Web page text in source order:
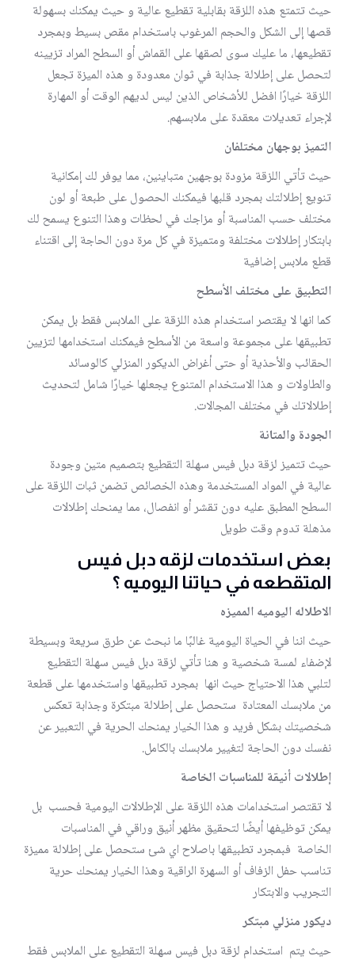
حيث تتمتع هذه اللزقة بقابلية تقطيع عالية و حيث يمكنك بسهولة
قصها إلى الشكل والحجم المرغوب باستخدام مقص بسيط وبمجرد
تقطيعها، ما عليك سوى لصقها على القماش أو السطح المراد تزيينه
لتحصل على إطلالة جذابة في ثوان معدودة و هذه الميزة تجعل
اللزقة خيارًا افضل للأشخاص الذين ليس لديهم الوقت أو المهارة
لإجراء تعديلات معقدة على ملابسهم.
التميز بوجهان مختلفان
حيث تأتي اللزقة مزودة بوجهين متباينين، مما يوفر لك إمكانية
تنويع إطلالتك بمجرد قلبها فيمكنك الحصول على طبعة أو لون
مختلف حسب المناسبة أو مزاجك في لحظات وهذا التنوع يسمح لك
بابتكار إطلالات مختلفة ومتميزة في كل مرة دون الحاجة إلى اقتناء
قطع ملابس إضافية
التطبيق على مختلف الأسطح
كما انها لا يقتصر استخدام هذه اللزقة على الملابس فقط بل يمكن
تطبيقها على مجموعة واسعة من الأسطح فيمكنك استخدامها لتزيين
الحقائب والأحذية أو حتى أغراض الديكور المنزلي كالوسائد
والطاولات و هذا الاستخدام المتنوع يجعلها خيارًا شامل لتحديث
إطلالاتك في مختلف المجالات.
الجودة والمتانة
حيث تتميز لزقة دبل فيس سهلة التقطيع بتصميم متين وجودة
عالية في المواد المستخدمة وهذه الخصائص تضمن ثبات اللزقة على
السطح المطبق عليه دون تقشر أو انفصال، مما يمنحك إطلالات
مذهلة تدوم وقت طويل
بعض استخدمات لزقه دبل فيس
المتقطعه في حياتنا اليوميه ؟
الاطلاله اليوميه المميزه
حيث اننا في الحياة اليومية غالبًا ما نبحث عن طرق سريعة وبسيطة
لإضفاء لمسة شخصية و هنا تأتي لزقة دبل فيس سهلة التقطيع
لتلبي هذا الاحتياج حيث انها بمجرد تطبيقها واستخدمها على قطعة
من ملابسك المعتادة ستحصل على إطلالة مبتكرة وجذابة تعكس
شخصيتك بشكل فريد و هذا الخيار يمنحك الحرية في التعبير عن
نفسك دون الحاجة لتغيير ملابسك بالكامل.
إطلالات أنيقة للمناسبات الخاصة
لا تقتصر استخدامات هذه اللزقة على الإطلالات اليومية فحسب بل
يمكن توظيفها أيضًا لتحقيق مظهر أنيق وراقي في المناسبات
الخاصة فبمجرد تطبيقها باصلاح اي شئ ستحصل على إطلالة مميزة
تناسب حفل الزفاف أو السهرة الراقية وهذا الخيار يمنحك حرية
التجريب والابتكار
ديكور منزلي مبتكر
حيث يتم استخدام لزقة دبل فيس سهلة التقطيع على الملابس فقط